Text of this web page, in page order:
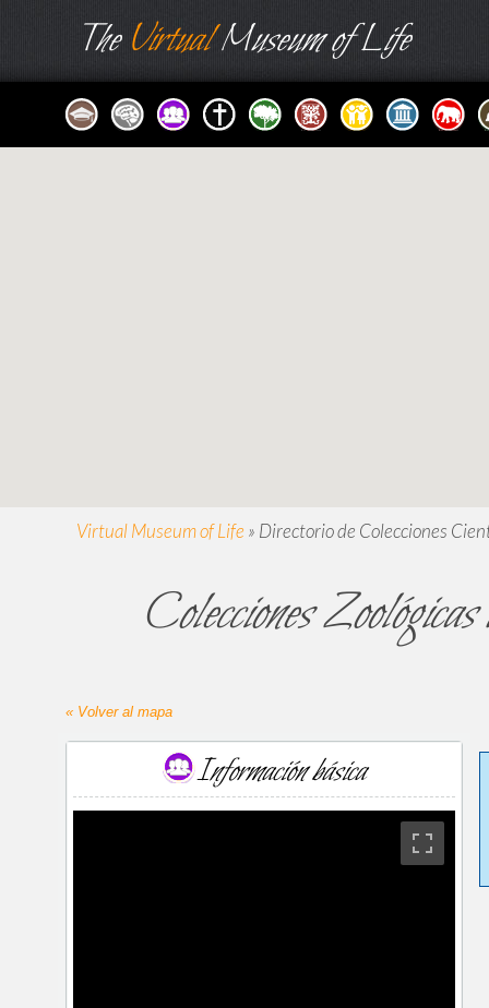
TheVirtualMuseum of Life
Virtual Museum of Life » Directorio de Colecciones
Colecciones
« Volver al mapa
Información básica